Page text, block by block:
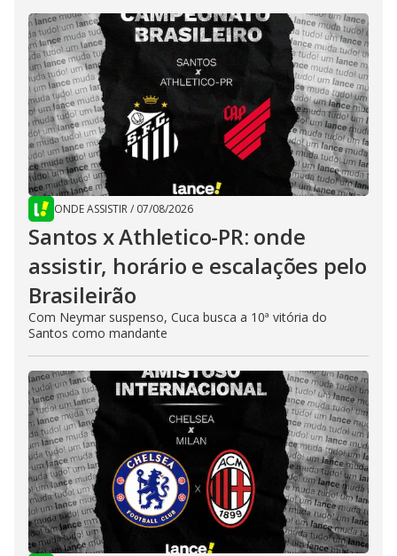
ONDE ASSISTIR/ 07/08/2026
Santos x Athletico-PR: onde
assistir, horário e escalações pelo
Brasileirão
Com Neymar suspenso, Cuca busca a 10ª vitória do
Santos como mandante